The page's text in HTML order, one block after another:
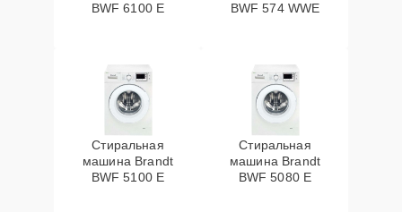
BWF 6100 E
BWF 574 WWE
Стиральная
машина Brandt
BWF 5100 E
Стиральная
машина Brandt
BWF 5080 E